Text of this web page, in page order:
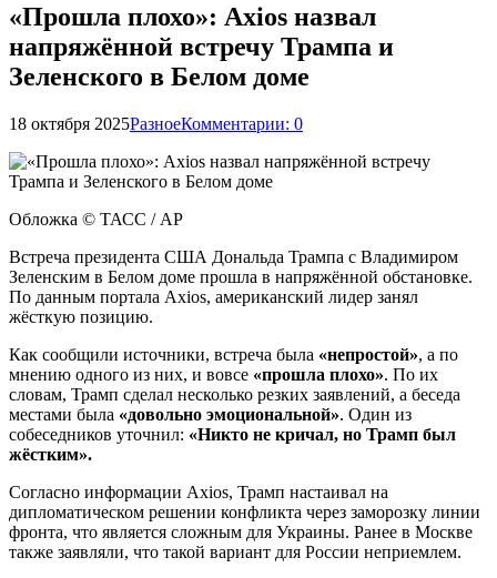
«Прошла плохо»: Axios назвал
напряжённой встречу Трампа и
Зеленского в Белом доме
18 октября 2025РазноеКомментарии: 0
Обложка © ТАСС / AP
Встреча президента США Дональда Трампа с Владимиром
Зеленским в Белом доме прошла в напряжённой обстановке.
По данным портала Axios, американский лидер занял
жёсткую позицию.
Как сообщили источники, встреча была «непростой», а по
мнению одного из них, и вовсе «прошла плохо». По их
словам, Трамп сделал несколько резких заявлений, а беседа
местами была «довольно эмоциональной». Один из
собеседников уточнил: «Никто не кричал, но Трамп был
жёстким».
Согласно информации Axios, Трамп настаивал на
дипломатическом решении конфликта через заморозку линии
фронта, что является сложным для Украины. Ранее в Москве
также заявляли, что такой вариант для России неприемлем.